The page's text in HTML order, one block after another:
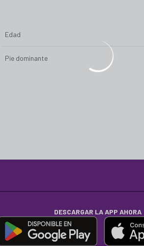
Edad
Pie dominante
DESCARGAR LA APP AHORA